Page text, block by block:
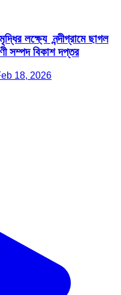
লক্ষ্যে নন্দীগ্রামে ছাগল
সম্পদ বিকাশ দপ্তর
18, 2026